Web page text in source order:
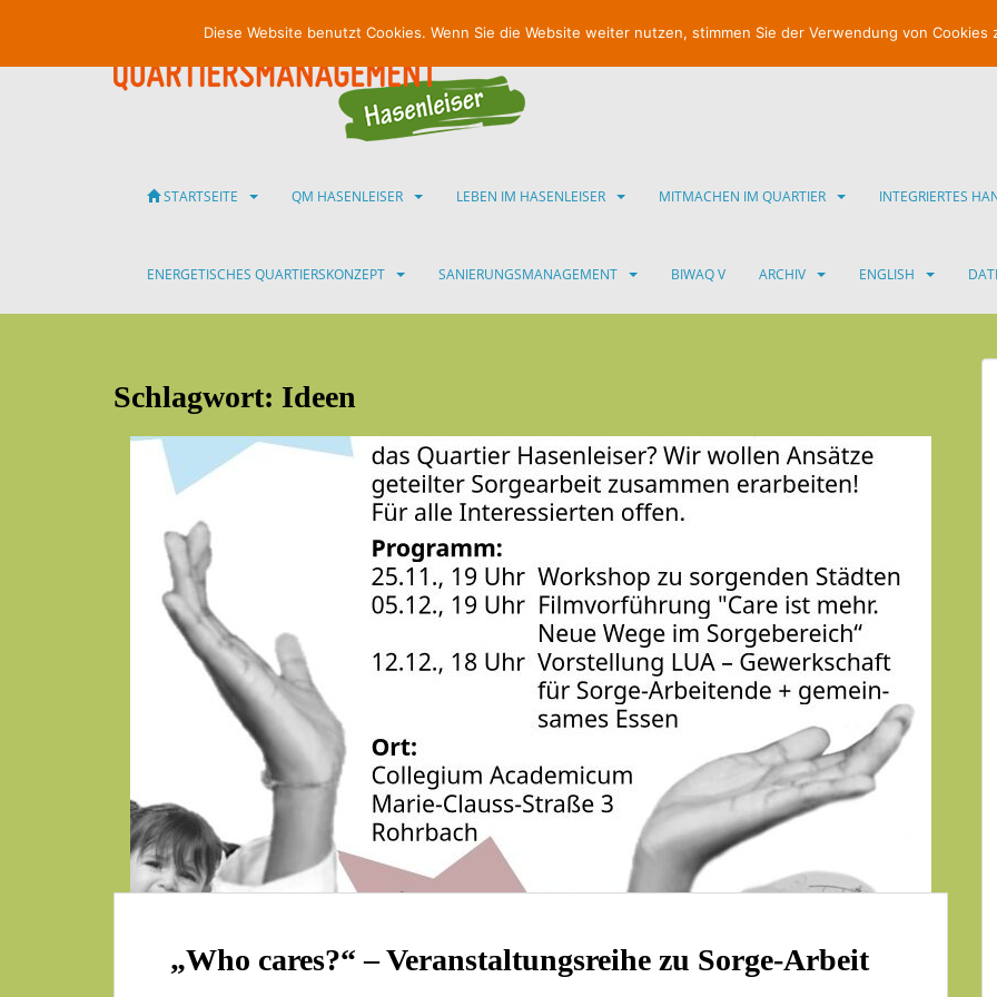
i
n
STARTSEITE QM HASENLEISER LEBEN IM HASENLEISER MITMACHEN IM QUARTIER INTEGRIERTES
ENERGETISCHES QUARTIERSKONZEPT SANIERUNGSMANAGEMENT BIWAQ V ARCHIV ENGLISH
Schlagwort: Ideen
„Who cares?“ – Veranstaltungsreihe zu Sorge-Arbeit
Diese Website benutzt Cookies. Wenn Sie die Website weiter nutzen, stimmen Sie der Verwendung von Cookies